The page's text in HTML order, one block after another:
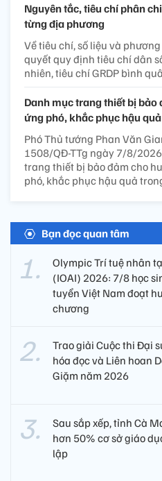
Nguyên tắc, tiêu chí phân
từng địa phương
Về tiêu chí, số liệu và
quyết quy định tiêu chí dân
nhiên, tiêu chí GRDP bình
Danh mục trang thiết bị bảo
ứng phó, khắc phục hậu
Phó Thủ tướng Phan Văn
1508/QĐ-TTg ngày 7/8/
trang thiết bị bảo đảm cho
phó, khắc phục hậu quả
Bạn đọc quan tâm
Olympic Trí tuệ nhân
(IOAI) 2026: 7/8 học
tuyển Việt Nam đoạt
chương
Trao giải Cuộc thi Đại
hóa đọc và Liên hoan
Giặm năm 2026
Sau sắp xếp, tỉnh Cà
hơn 50% cơ sở giáo
lập